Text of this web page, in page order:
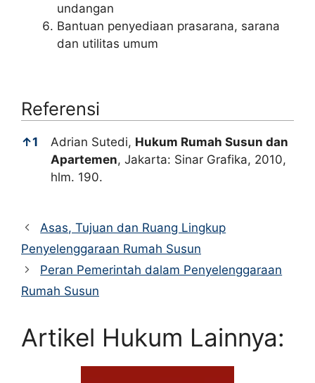
undangan
Bantuan penyediaan prasarana, sarana
dan utilitas umum
Referensi
Referensi
↑1 Adrian Sutedi, Hukum Rumah Susun dan
Apartemen, Jakarta: Sinar Grafika, 2010,
hlm. 190.
Asas, Tujuan dan Ruang Lingkup
Penyelenggaraan Rumah Susun
Peran Pemerintah dalam Penyelenggaraan
Rumah Susun
Artikel Hukum Lainnya: